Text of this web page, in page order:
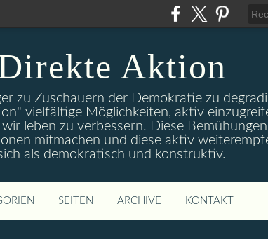
Aktion
zu Zuschauern der Demokratie zu
vielfältige Möglichkeiten, aktiv
leben zu verbessern. Diese
mitmachen und diese aktiv
als demokratisch und konstruktiv.
SEITEN ARCHIVE KONTAKT